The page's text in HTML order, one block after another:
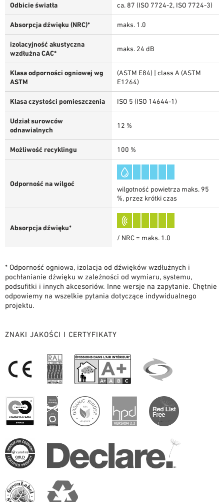
Odbicie światła ca. 87 (ISO 7724-2, ISO 7724-3)
Absorpcja dźwięku (NRC)* maks. 1.0
izolacyjność akustyczna
wzdłużna CAC*
maks. 24 dB
Klasa odporności ogniowej wg
ASTM
(ASTM E84) | class A (ASTM
E1264)
Klasa czystości pomieszczenia ISO 5 (ISO 14644-1)
Udział surowców
odnawialnych
12 %
Możliwość recyklingu 100 %
Odporność na wilgoć
wilgotność powietrza maks. 95
%, przez krótki czas
Absorpcja dźwięku*
/ NRC = maks. 1.0
* Odporność ogniowa, izolacja od dźwięków wzdłużnych i
pochłanianie dźwięku w zależności od wymiaru, systemu,
podsufitki i innych akcesoriów. Inne wersje na zapytanie. Chętnie
odpowiemy na wszelkie pytania dotyczące indywidualnego
projektu.
ZNAKI JAKOŚCI I CERTYFIKATY